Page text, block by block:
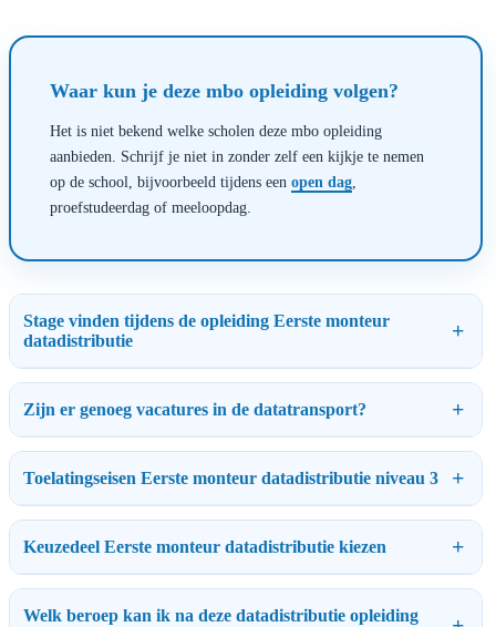
Waar kun je deze mbo opleiding volgen?
Het is niet bekend welke scholen deze mbo opleiding
aanbieden. Schrijf je niet in zonder zelf een kijkje te nemen
op de school, bijvoorbeeld tijdens een open dag
proefstudeerdag of meeloopdag.
Stage vinden tijdens de opleiding Eerste monteur
datadistributie
Zijn er genoeg vacatures in de datatransport?
Toelatingseisen Eerste monteur datadistributie niveau 3
Keuzedeel Eerste monteur datadistributie kiezen
Welk beroep kan ik na deze datadistributie opleiding